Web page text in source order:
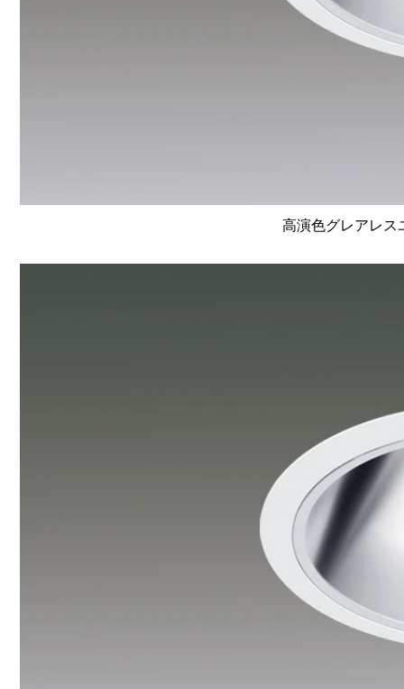
高演色グレアレス